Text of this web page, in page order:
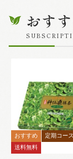
おす
おすすめ
定期コース
送料無料